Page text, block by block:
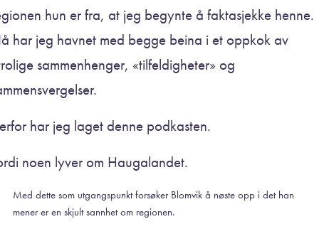
hun er fra, at jeg begynte å faktasjekke henne.
har jeg havnet med begge beina i et oppkok av
sammenhenger, «tilfeldigheter» og
har jeg laget denne podkasten.
noen lyver om Haugalandet.
Med dette som utgangspunkt forsøker Blomvik å nøste opp i det han
mener er en skjult sannhet om regionen.